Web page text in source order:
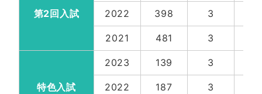
第2回入試 2022 398 3
2021 481 3
特色入試
2023 139 3
2022 187 3